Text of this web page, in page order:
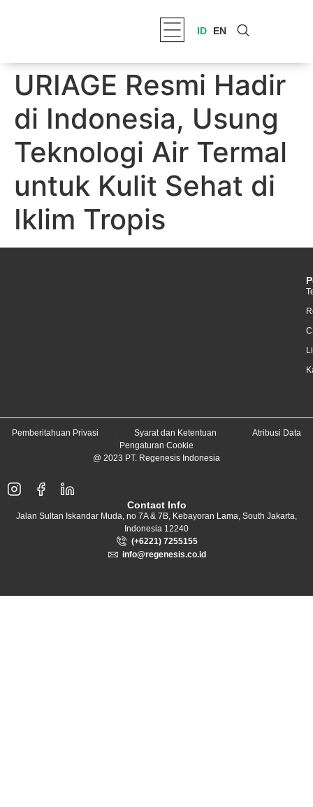
ID EN
URIAGE Resmi Hadir
di Indonesia, Usung
Teknologi Air Termal
untuk Kulit Sehat di
Iklim Tropis
Pemberitahuan Privasi Syarat dan Ketentuan
Atribusi Data
Pengaturan Cookie
@ 2023 PT. Regenesis Indonesia
Contact Info
Jalan Sultan Iskandar Muda, no 7A & 7B, Kebayoran Lama, South Jakarta,
Indonesia 12240
(+6221) 7255155
info@regenesis.co.id